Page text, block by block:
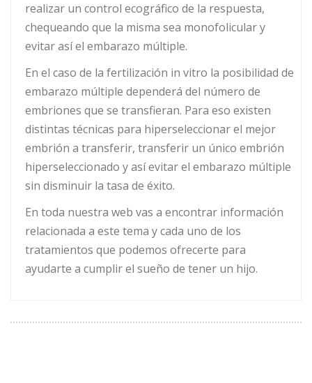
realizar un control ecográfico de la respuesta,
chequeando que la misma sea monofolicular y
evitar así el embarazo múltiple.
En el caso de la fertilización in vitro la posibilidad de
embarazo múltiple dependerá del número de
embriones que se transfieran. Para eso existen
distintas técnicas para hiperseleccionar el mejor
embrión a transferir, transferir un único embrión
hiperseleccionado y así evitar el embarazo múltiple
sin disminuir la tasa de éxito.
En toda nuestra web vas a encontrar información
relacionada a este tema y cada uno de los
tratamientos que podemos ofrecerte para
ayudarte a cumplir el sueño de tener un hijo.